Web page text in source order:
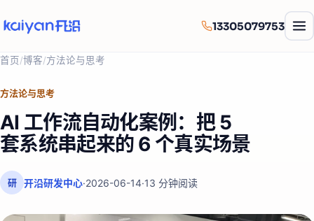
13305079753
首页/博客/方法论与思考
方法论与思考
AI 工作流自动化案例：把 5
套系统串起来的 6 个真实场景
研 开沿研发中心·2026-06-14·13 分钟阅读